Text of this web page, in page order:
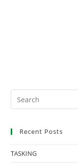
Recent Posts
TASKING